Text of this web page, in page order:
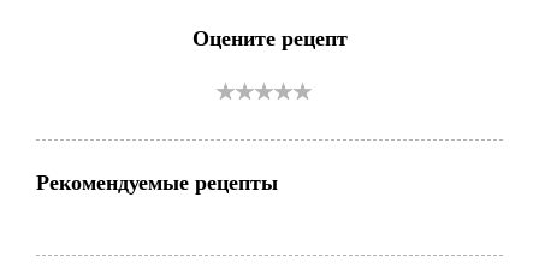
Оцените рецепт
Рекомендуемые рецепты